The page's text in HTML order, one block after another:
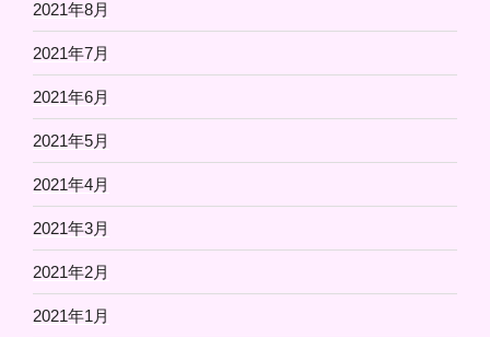
2021年8月
2021年7月
2021年6月
2021年5月
2021年4月
2021年3月
2021年2月
2021年1月